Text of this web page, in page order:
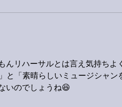
んリハーサルとは言え気持ちよ
と「素晴らしいミュージシャン
いのでしょうね😆